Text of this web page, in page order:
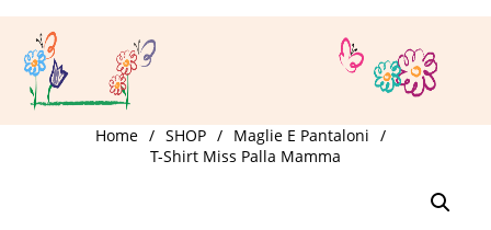
Home / SHOP / Maglie E Pantaloni /
T-Shirt Miss Palla Mamma